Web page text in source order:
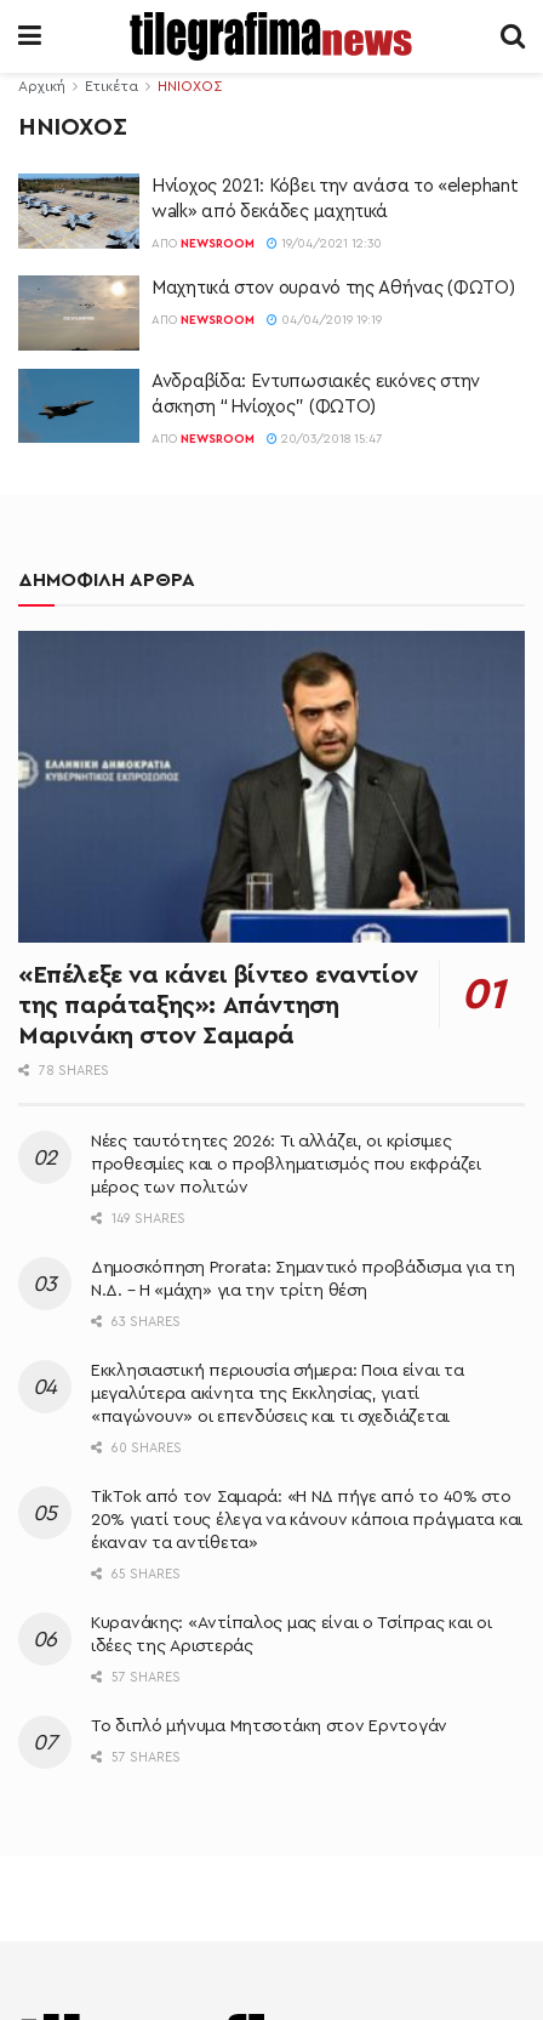
Αρχική Ετικέτα ΗΝΙΟΧΟΣ
ΗΝΙΟΧΟΣ
Ηνίοχος 2021: Κόβει την ανάσα το «elephant
walk» από δεκάδες μαχητικά
ΑΠΌ NEWSROOM 19/04/2021 12:30
Μαχητικά στον ουρανό της Αθήνας (ΦΩΤΟ)
ΑΠΌ NEWSROOM 04/04/2019 19:19
Ανδραβίδα: Εντυπωσιακές εικόνες στην
άσκηση “Ηνίοχος” (ΦΩΤΟ)
ΑΠΌ NEWSROOM 20/03/2018 15:47
ΔΗΜΟΦΙΛΗ ΑΡΘΡΑ
«Επέλεξε να κάνει βίντεο εναντίον
της παράταξης»: Απάντηση
Μαρινάκη στον Σαμαρά
78 SHARES
Νέες ταυτότητες 2026: Τι αλλάζει, οι κρίσιμες
προθεσμίες και ο προβληματισμός που εκφράζει
μέρος των πολιτών
149 SHARES
Δημοσκόπηση Prorata: Σημαντικό προβάδισμα για τη
Ν.Δ. – Η «μάχη» για την τρίτη θέση
63 SHARES
Εκκλησιαστική περιουσία σήμερα: Ποια είναι τα
μεγαλύτερα ακίνητα της Εκκλησίας, γιατί
«παγώνουν» οι επενδύσεις και τι σχεδιάζεται
60 SHARES
TikTok από τον Σαμαρά: «Η ΝΔ πήγε από το 40% στο
20% γιατί τους έλεγα να κάνουν κάποια πράγματα και
έκαναν τα αντίθετα»
65 SHARES
Κυρανάκης: «Aντίπαλος μας είναι ο Τσίπρας και οι
ιδέες της Αριστεράς
57 SHARES
Το διπλό μήνυμα Μητσοτάκη στον Ερντογάν
57 SHARES